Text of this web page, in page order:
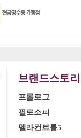
브랜드스토리
프롤로그
필로소피
멜라컨트롤5